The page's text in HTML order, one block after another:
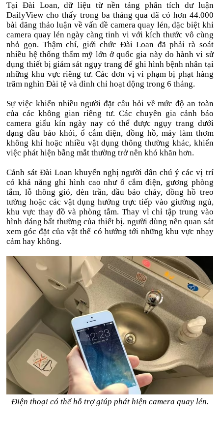
Tại Đài Loan, dữ liệu từ nền tảng phân tích dư luận
DailyView cho thấy trong ba tháng qua đã có hơn 44.000
bài đăng thảo luận về vấn đề camera quay lén, đặc biệt khi
camera quay lén ngày càng tinh vi với kích thước vô cùng
nhỏ gọn. Thậm chí, giới chức Đài Loan đã phải rà soát
nhiều hệ thống thẩm mỹ lớn ở quốc gia này do hành vi sử
dụng thiết bị giám sát ngụy trang để ghi hình bệnh nhân tại
những khu vực riêng tư. Các đơn vị vi phạm bị phạt hàng
trăm nghìn Đài tệ và đình chỉ hoạt động trong 6 tháng.
Sự việc khiến nhiều người đặt câu hỏi về mức độ an toàn
của các không gian riêng tư. Các chuyên gia cảnh báo
camera giấu kín ngày nay có thể được ngụy trang dưới
dạng đầu báo khói, ổ cắm điện, đồng hồ, máy làm thơm
không khí hoặc nhiều vật dụng thông thường khác, khiến
việc phát hiện bằng mắt thường trở nên khó khăn hơn.
Cảnh sát Đài Loan khuyến nghị người dân chú ý các vị trí
có khả năng ghi hình cao như ổ cắm điện, gương phòng
tắm, lỗ thông gió, đèn trần, đầu báo cháy, đồng hồ treo
tường hoặc các vật dụng hướng trực tiếp vào giường ngủ,
khu vực thay đồ và phòng tắm. Thay vì chỉ tập trung vào
hình dáng bất thường của thiết bị, người dùng nên quan sát
xem góc đặt của vật thể có hướng tới những khu vực nhạy
cảm hay không.
Điện thoại có thể hỗ trợ giúp phát hiện camera quay lén.